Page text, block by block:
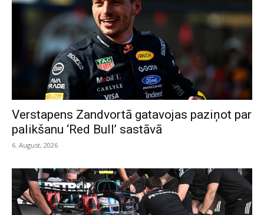
Verstapens Zandvortā gatavojas paziņot par
palikšanu ‘Red Bull’ sastāvā
6. August, 2026